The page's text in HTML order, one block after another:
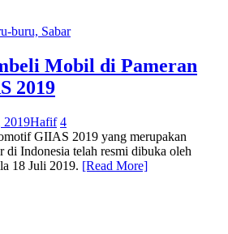
Mobil di Pameran
2019
2019Hafif 4
GIIAS 2019 yang merupakan
di Indonesia telah resmi dibuka oleh
18 Juli 2019. [Read More]